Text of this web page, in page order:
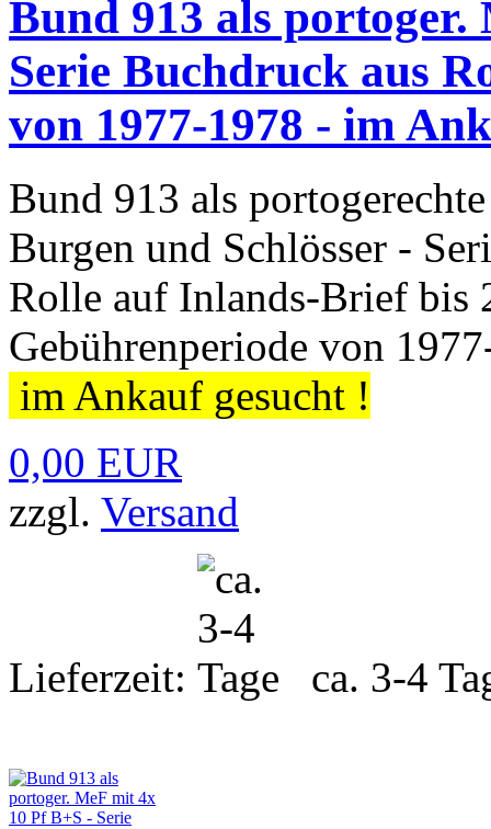
Bund 913 als portoger.
Serie Buchdruck aus
von 1977-1978 - im
Bund 913 als
Burgen und Schlösser -
Rolle auf Inlands-Brief bis
Gebührenperiode von
im Ankauf gesucht !
0,00 EUR
zzgl. Versand
Lieferzeit: ca. 3-4